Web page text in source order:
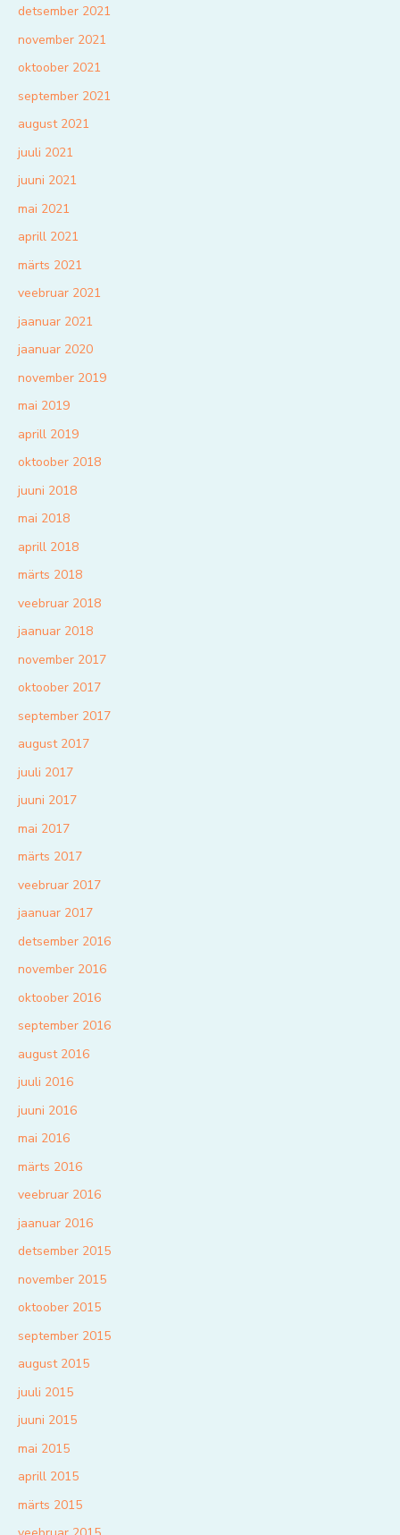
detsember 2021
november 2021
oktoober 2021
september 2021
august 2021
juuli 2021
juuni 2021
mai 2021
aprill 2021
märts 2021
veebruar 2021
jaanuar 2021
jaanuar 2020
november 2019
mai 2019
aprill 2019
oktoober 2018
juuni 2018
mai 2018
aprill 2018
märts 2018
veebruar 2018
jaanuar 2018
november 2017
oktoober 2017
september 2017
august 2017
juuli 2017
juuni 2017
mai 2017
märts 2017
veebruar 2017
jaanuar 2017
detsember 2016
november 2016
oktoober 2016
september 2016
august 2016
juuli 2016
juuni 2016
mai 2016
märts 2016
veebruar 2016
jaanuar 2016
detsember 2015
november 2015
oktoober 2015
september 2015
august 2015
juuli 2015
juuni 2015
mai 2015
aprill 2015
märts 2015